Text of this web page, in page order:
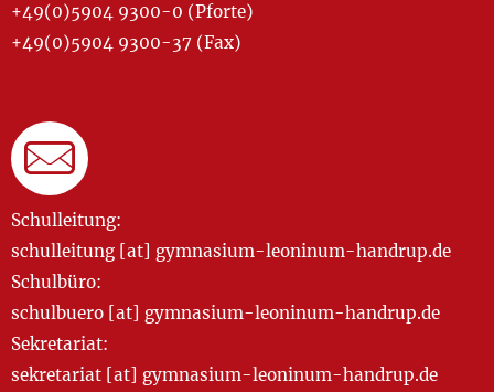
+49(0)5904 9300-0 (Pforte)
+49(0)5904 9300-37 (Fax)
Schulleitung:
schulleitung [at] gymnasium-leoninum-handrup.de
Schulbüro:
schulbuero [at] gymnasium-leoninum-handrup.de
Sekretariat:
sekretariat [at] gymnasium-leoninum-handrup.de